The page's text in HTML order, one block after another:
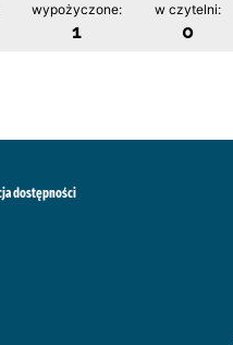
wypożyczone:
1
w czytelni:
0
dostępności